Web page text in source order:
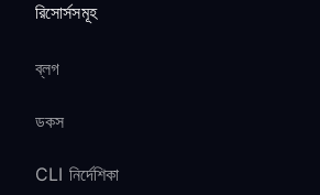
রিসোর্সসমূহ
ব্লগ
ডকস
CLI নির্দেশিকা